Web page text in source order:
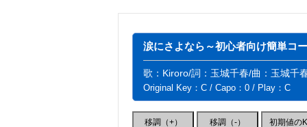
涙にさよなら～初心者向け簡単コ
歌：Kiroro/詞：玉城千春/曲：玉城千
Original Key：C / Capo：0 / Play：C